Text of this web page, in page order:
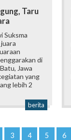
Taru
Suksma
di
Jawa
yang
lebih 2
berita
3 4 5 6